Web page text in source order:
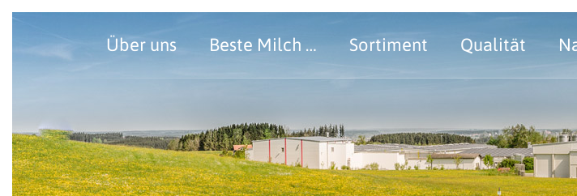
Über uns Beste Milch … Sortiment Qualität